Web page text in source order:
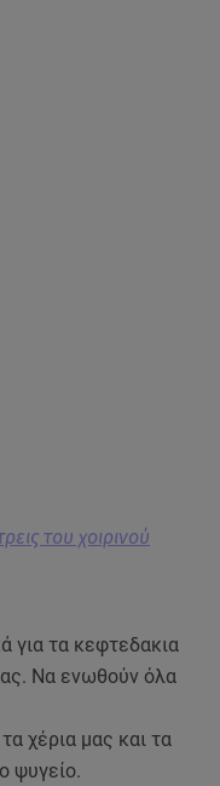
του χοιρινού
για τα κεφτεδακια
Να ενωθούν όλα
χέρια μας και τα
ψυγείο.